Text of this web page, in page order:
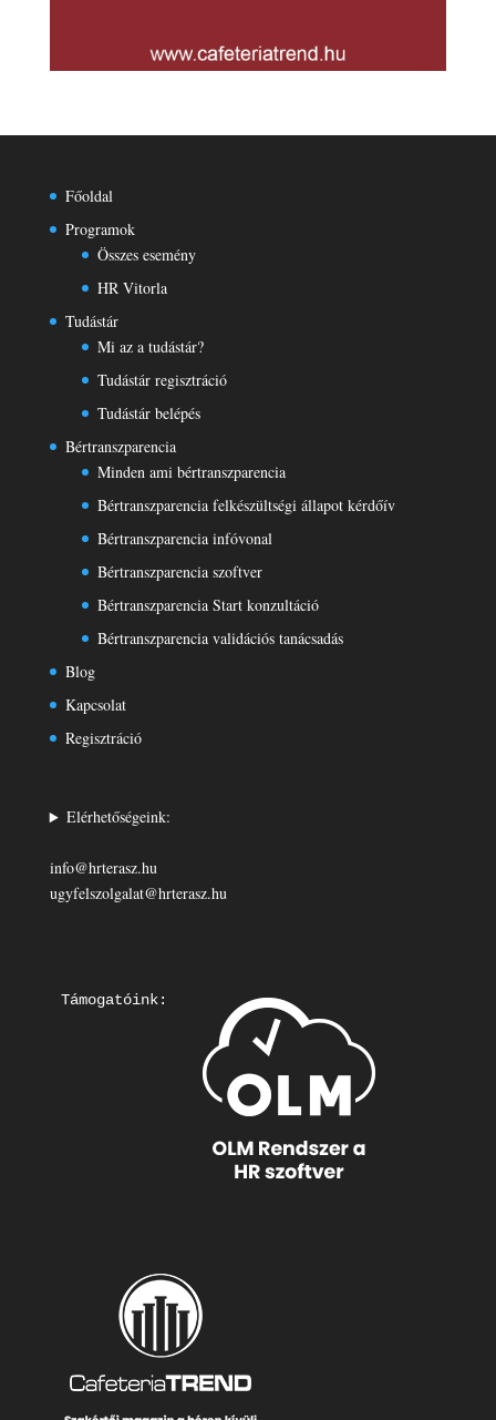
Főoldal
Programok
Összes esemény
HR Vitorla
Tudástár
Mi az a tudástár?
Tudástár regisztráció
Tudástár belépés
Bértranszparencia
Minden ami bértranszparencia
Bértranszparencia felkészültségi állapot kérdőív
Bértranszparencia infóvonal
Bértranszparencia szoftver
Bértranszparencia Start konzultáció
Bértranszparencia validációs tanácsadás
Blog
Kapcsolat
Regisztráció
Elérhetőségeink:
info@hrterasz.hu
ugyfelszolgalat@hrterasz.hu
Támogatóink: